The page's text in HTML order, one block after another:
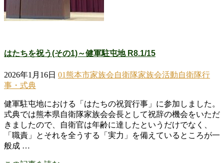
はたちを祝う(その1)～健軍駐屯地 R8.1/15
2026年1月16日 01熊本市家族会自衛隊家族会活動自衛隊行
事・式典
健軍駐屯地における「はたちの祝賀行事」に参加しました。
式典では熊本県自衛隊家族会会長として祝辞の機会をいただ
きましたので、自衛官は年齢に達したというだけでなく、
「職責」とそれを全うする「実力」を備えているところが一
般成 …